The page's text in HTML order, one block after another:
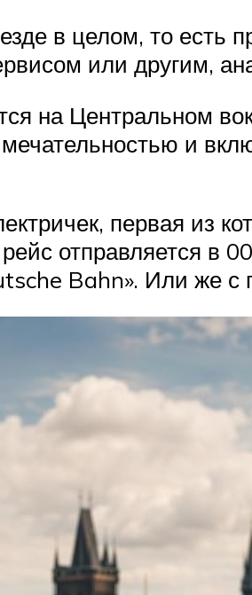
в целом, то
или другим,
на Центральном
и
первая из
отправляется в
Bahn». Или же